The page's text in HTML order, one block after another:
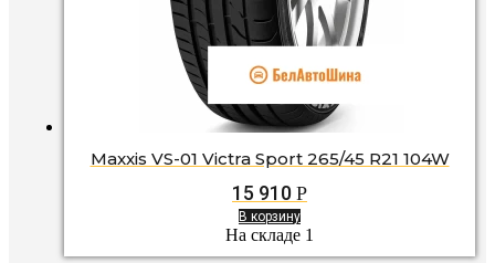
Maxxis VS-01 Victra Sport 265/45 R21 104W
15 910 Р
В корзину
На складе 1